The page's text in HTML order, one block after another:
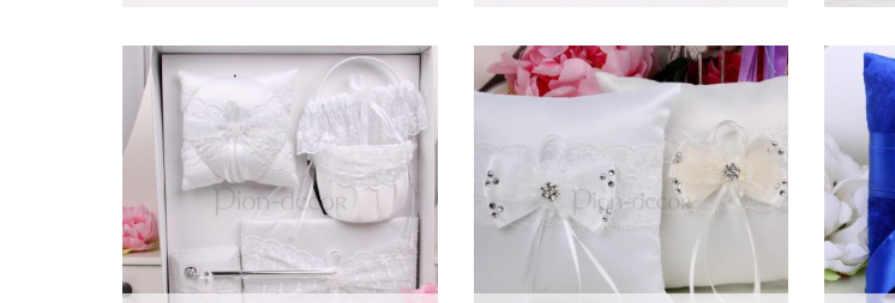
кружевом
Арт: pod_0016
обручальные кольца
Арт: pod_0024
Арт: